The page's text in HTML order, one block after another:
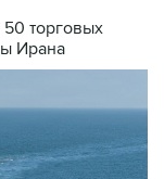
торговых
Ирана